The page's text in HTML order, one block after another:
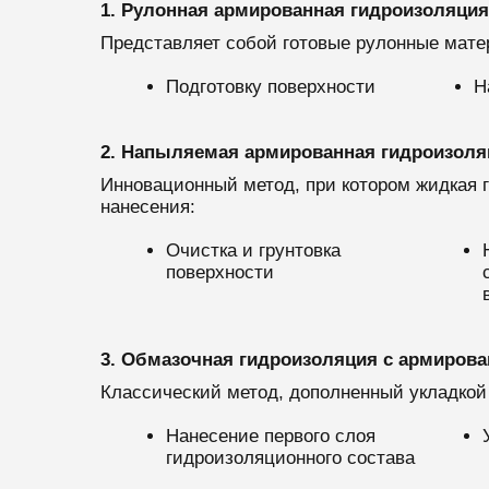
1. Рулонная армированная гидроизоляция
Представляет собой готовые рулонные
Подготовку поверхности
2. Напыляемая армированная
Инновационный метод, при котором
нанесения:
Очистка и грунтовка
поверхности
3. Обмазочная гидроизоляция с
Классический метод, дополненный
Нанесение первого слоя
гидроизоляционного состава